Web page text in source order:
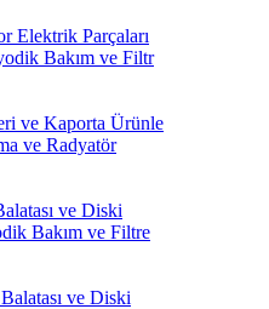
Elektrik Parçaları
Bakım ve Filtr
ve Kaporta Ürünle
ve Radyatör
ve Diski
Bakım ve Filtre
ve Diski